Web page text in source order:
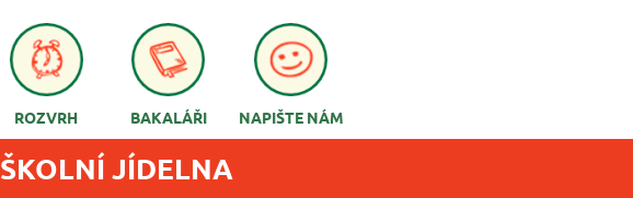
ROZVRH BAKALÁŘI NAPIŠTE NÁM
ŠKOLNÍ JÍDELNA